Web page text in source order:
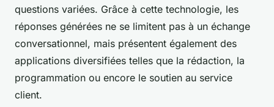
questions variées. Grâce à cette technologie, les
réponses générées ne se limitent pas à un échange
conversationnel, mais présentent également des
applications diversifiées telles que la rédaction, la
programmation ou encore le soutien au service
client.